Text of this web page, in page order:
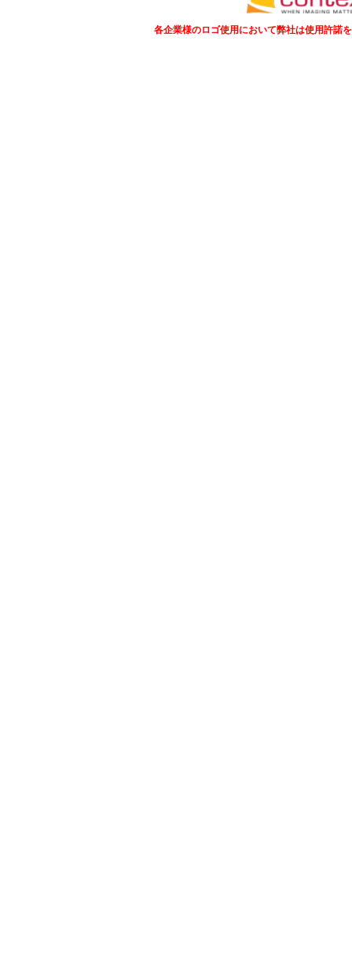
各企業様のロゴ使用において弊社は使用許諾